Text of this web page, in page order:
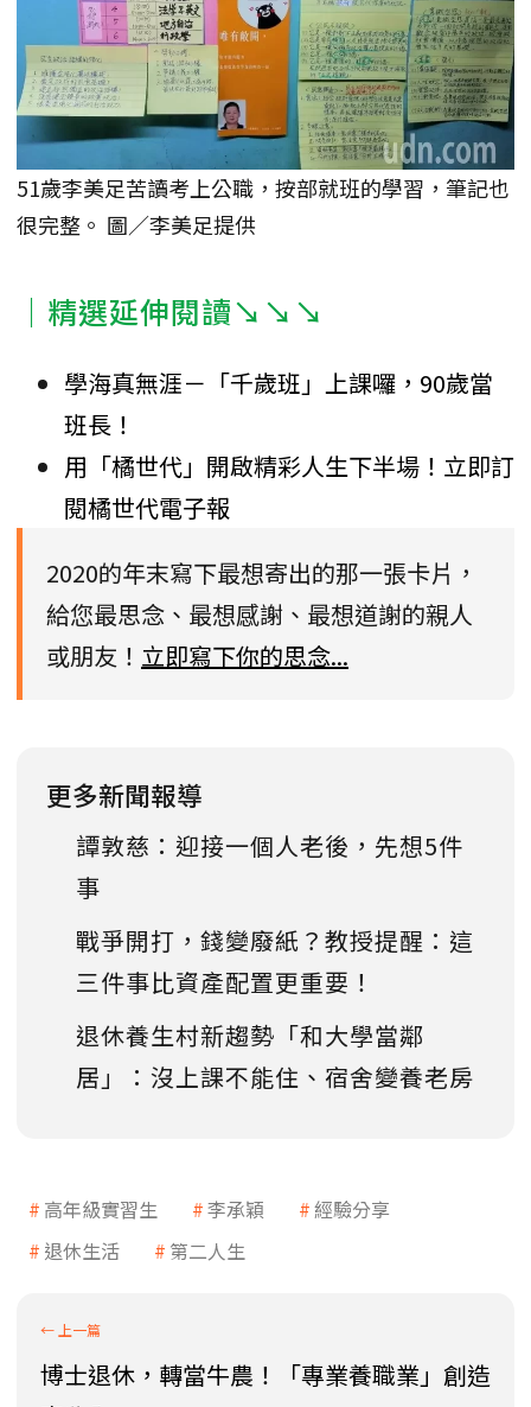
51歲李美足苦讀考上公職，按部就班的學習，筆記也
很完整。 圖／李美足提供
｜精選延伸閱讀↘↘↘
學海真無涯－「千歲班」上課囉，90歲當
班長！
用「橘世代」開啟精彩人生下半場！立即訂
閱橘世代電子報
2020的年末寫下最想寄出的那一張卡片，
給您最思念、最想感謝、最想道謝的親人
或朋友！ 立即寫下你的思念...
更多新聞報導
譚敦慈：迎接一個人老後，先想5件
事
戰爭開打，錢變廢紙？教授提醒：這
三件事比資產配置更重要！
退休養生村新趨勢「和大學當鄰
居」：沒上課不能住、宿舍變養老房
高年級實習生 李承穎
經驗分享
退休生活
第二人生
博士退休，轉當牛農！「專業養職業」創造